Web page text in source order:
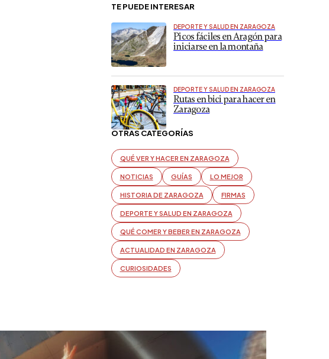
TE PUEDE INTERESAR
DEPORTE Y SALUD EN ZARAGOZA
Picos fáciles en Aragón para
iniciarse en la montaña
DEPORTE Y SALUD EN ZARAGOZA
Rutas en bici para hacer en
Zaragoza
OTRAS CATEGORÍAS
QUÉ VER Y HACER EN ZARAGOZA
NOTICIAS GUÍAS LO MEJOR
HISTORIA DE ZARAGOZA FIRMAS
DEPORTE Y SALUD EN ZARAGOZA
QUÉ COMER Y BEBER EN ZARAGOZA
ACTUALIDAD EN ZARAGOZA
CURIOSIDADES